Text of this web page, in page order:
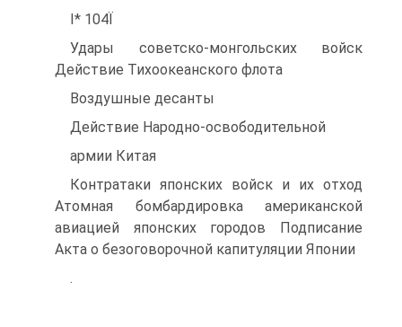
І* 104Ї
Удары советско-монгольских войск
Действие Тихоокеанского флота
Воздушные десанты
Действие Народно-освободительной
армии Китая
Контратаки японских войск и их отход
Атомная бомбардировка американской
авиацией японских городов Подписание
Акта о безоговорочной капитуляции Японии
.